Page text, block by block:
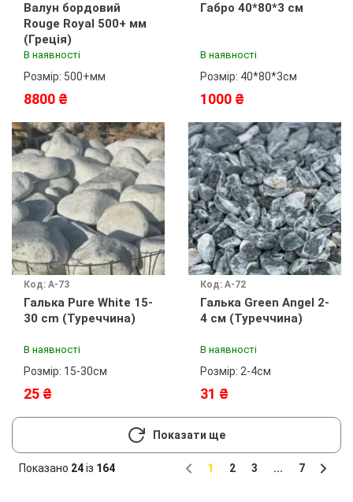
Валун бордовий
Rouge Royal 500+ мм
(Греція)
В наявності
Розмір: 500+мм
8800 ₴
Габро 40*80*3 см
В наявності
Розмір: 40*80*3см
1000 ₴
Код: А-73
Галька Pure White 15-
30 cm (Туреччина)
В наявності
Розмір: 15-30см
25 ₴
Код: А-72
Галька Green Angel 2-
4 см (Туреччина)
В наявності
Розмір: 2-4см
31 ₴
Показати ще
Показано 24із 164
1 2 3 ...
7